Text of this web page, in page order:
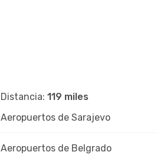
Distancia: 119 miles
Aeropuertos de Sarajevo
Aeropuertos de Belgrado